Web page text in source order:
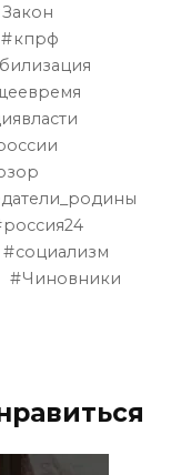
Закон
кпрф
россия24
социализм
Чиновники